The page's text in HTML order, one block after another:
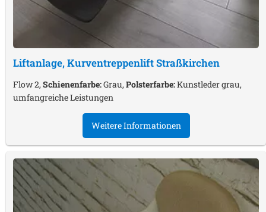
Liftanlage, KurventreppenliftStraßkirchen
Flow 2,Schienenfarbe:Grau,Polsterfarbe:Kunstleder grau,
umfangreiche Leistungen
Weitere Informationen